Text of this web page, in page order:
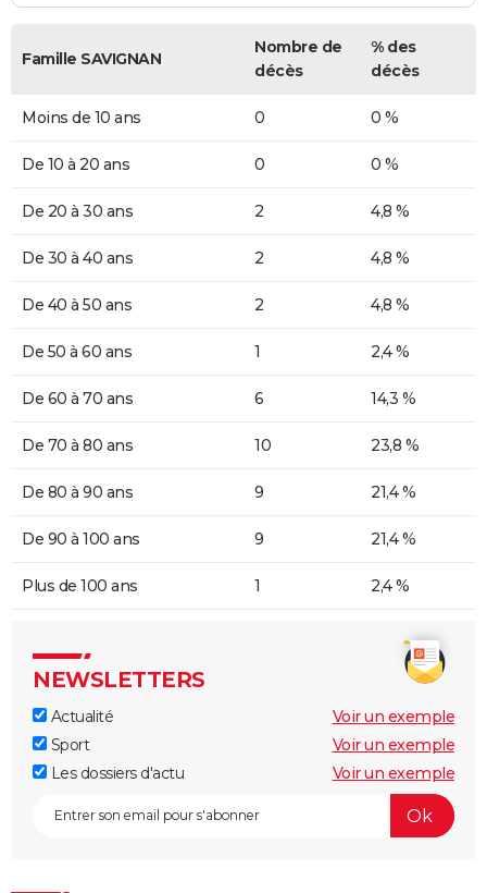
Famille SAVIGNAN
Nombre de
décès
% des
décès
Moins de 10 ans 0 0 %
De 10 à 20 ans 0 0 %
De 20 à 30 ans 2 4,8 %
De 30 à 40 ans 2 4,8 %
De 40 à 50 ans 2 4,8 %
De 50 à 60 ans 1 2,4 %
De 60 à 70 ans 6 14,3 %
De 70 à 80 ans 10 23,8 %
De 80 à 90 ans 9 21,4 %
De 90 à 100 ans 9 21,4 %
Plus de 100 ans 1 2,4 %
NEWSLETTERS
Actualité
Voir un exemple
Sport
Voir un exemple
Les dossiers d'actu
Voir un exemple